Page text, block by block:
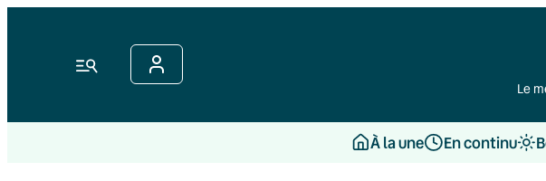
Menu
Le
À la une En continu